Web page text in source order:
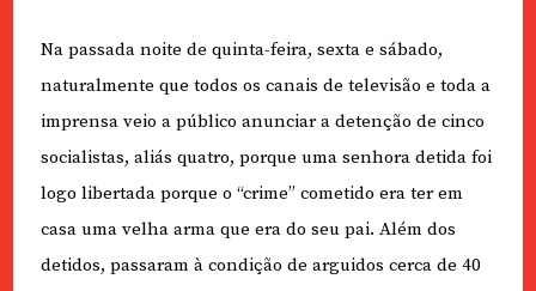
Na passada noite de quinta-feira, sexta e sábado,
naturalmente que todos os canais de televisão e toda a
imprensa veio a público anunciar a detenção de cinco
socialistas, aliás quatro, porque uma senhora detida foi
logo libertada porque o “crime” cometido era ter em
casa uma velha arma que era do seu pai. Além dos
detidos, passaram à condição de arguidos cerca de 40